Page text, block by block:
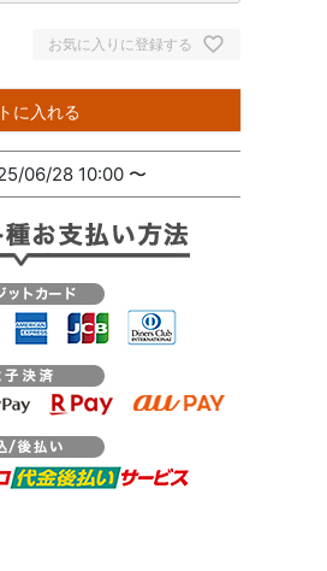
お気に入りに登録する
に入れる
06/28 10:00 〜